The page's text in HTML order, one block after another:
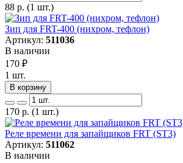
88 р. (1 шт.)
Зип для FRT-400 (нихром, тефлон)
Артикул: 511036
В наличии
170 ₽
1 шт.
В корзину
170 р. (1 шт.)
Реле времени для запайщиков FRT (ST3)
Артикул: 511062
В наличии